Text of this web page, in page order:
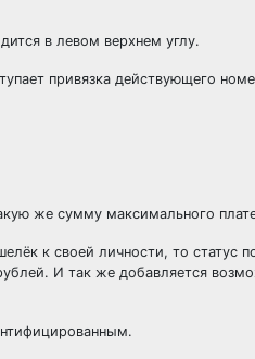
в левом верхнем углу.
привязка действующего
же сумму максимального
к своей личности, то статус
И так же добавляется